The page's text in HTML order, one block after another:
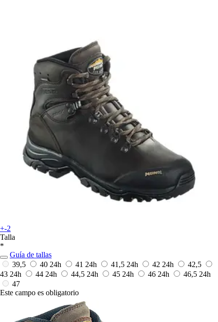
+-2
Talla
*
Guía de tallas
39,5
40 24h 41 24h 41,5 24h 42 24h
42,5
43 24h 44 24h 44,5 24h 45 24h 46 24h 46,5 24h
47
Este campo es obligatorio